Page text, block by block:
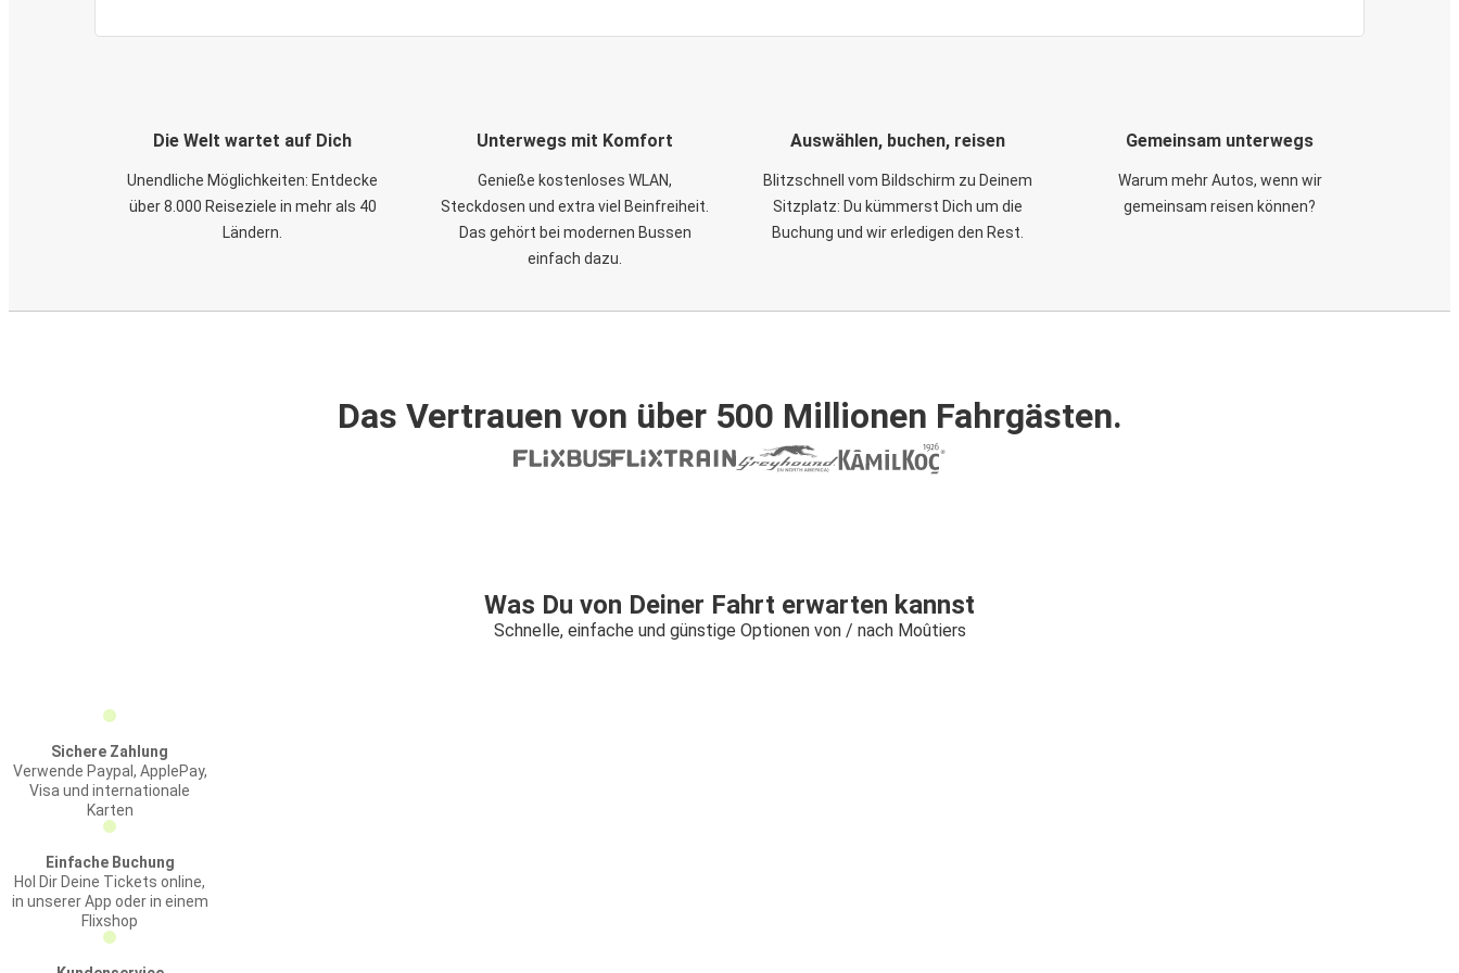
Die Welt wartet auf Dich
Unendliche Möglichkeiten: Entdecke
über 8.000 Reiseziele in mehr als 40
Ländern.
Unterwegs mit Komfort
Genieße kostenloses WLAN,
Steckdosen und extra viel Beinfreiheit.
Das gehört bei modernen Bussen
einfach dazu.
Auswählen, buchen, reisen
Blitzschnell vom Bildschirm zu Deinem
Sitzplatz: Du kümmerst Dich um die
Buchung und wir erledigen den Rest.
Gemeinsam unterwegs
Warum mehr Autos, wenn wir
gemeinsam reisen können?
Das Vertrauen von über 500 Millionen Fahrgästen.
Was Du von Deiner Fahrt erwarten kannst
Schnelle, einfache und günstige Optionen von / nach Moûtiers
Sichere Zahlung
Verwende Paypal, ApplePay,
Visa und internationale
Karten
Einfache Buchung
Hol Dir Deine Tickets online,
in unserer App oder in einem
Flixshop